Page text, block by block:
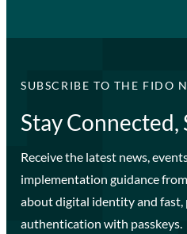
SUBSCRIBE TO THE FIDO
Stay Connected,
Receive the latest news,
implementation guidance
about digital identity and
authentication with passkeys.